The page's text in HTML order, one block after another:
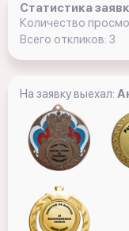
Статистика
Количество
Всего откликов: 3
На заявку выехал: